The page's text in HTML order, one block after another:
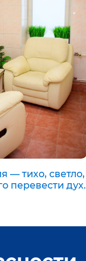
— тихо, светло,
перевести дух.